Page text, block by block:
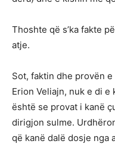
Thoshte që s’ka fakte
atje.
Sot, faktin dhe provën
Erion Veliajn, nuk e di e
është se provat i kanë
dirigjon sulme.
që kanë dalë dosje nga